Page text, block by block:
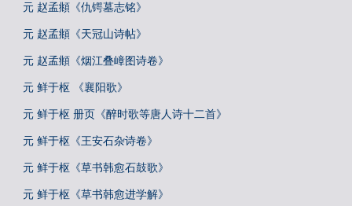
元 赵孟頫《仇锷墓志铭》
元 赵孟頫《天冠山诗帖》
元 赵孟頫《烟江叠嶂图诗卷》
元 鲜于枢 《襄阳歌》
元 鲜于枢 册页《醉时歌等唐人诗十二首》
元 鲜于枢《王安石杂诗卷》
元 鲜于枢《草书韩愈石鼓歌》
元 鲜于枢《草书韩愈进学解》